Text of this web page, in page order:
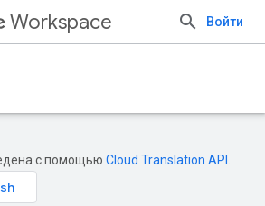
Workspace Войти
с помощью Cloud Translation API